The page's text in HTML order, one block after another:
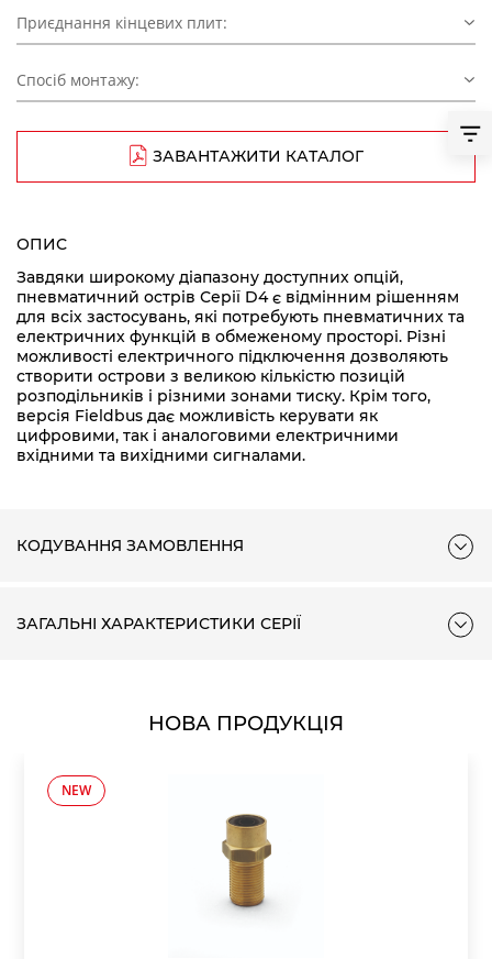
Приєднання кінцевих плит:
Спосіб монтажу:
ЗАВАНТАЖИТИ КАТАЛОГ
ОПИС
Завдяки широкому діапазону доступних опцій,
пневматичний острів Серії D4 є відмінним рішенням
для всіх застосувань, які потребують пневматичних та
електричних функцій в обмеженому просторі. Різні
можливості електричного підключення дозволяють
створити острови з великою кількістю позицій
розподільників і різними зонами тиску. Крім того,
версія Fieldbus дає можливість керувати як
цифровими, так і аналоговими електричними
вхідними та вихідними сигналами.
КОДУВАННЯ ЗАМОВЛЕННЯ
ЗАГАЛЬНІ ХАРАКТЕРИСТИКИ СЕРІЇ
НОВА ПРОДУКЦІЯ
NEW